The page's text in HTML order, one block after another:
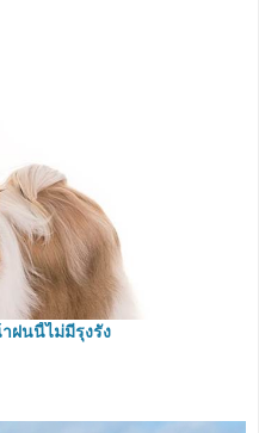
ฝนนี้ไม่มีรุงรัง